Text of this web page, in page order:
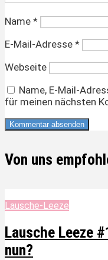
Name *
E-Mail-Adresse *
Webseite
Name, E-Mail-
für meinen nächsten
Von uns
Lausche-Leeze
Lausche Leeze
nun?